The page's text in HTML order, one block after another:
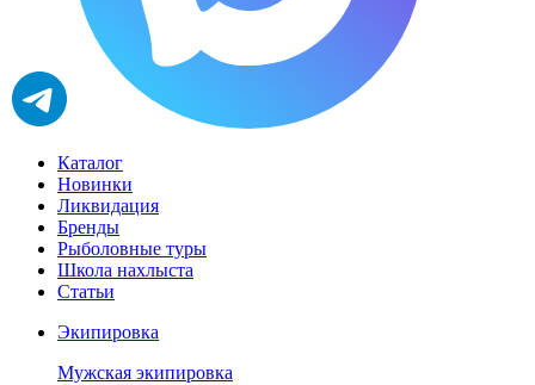
Каталог
Новинки
Ликвидация
Бренды
Рыболовные туры
Школа нахлыста
Статьи
Экипировка
Мужская экипировка